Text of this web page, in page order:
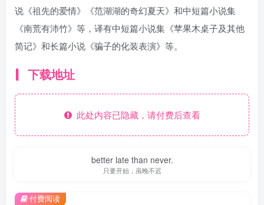
说《祖先的爱情》《范湖湖的奇幻夏天》和中短篇小说集
《南荒有沛竹》等，译有中短篇小说集《苹果木桌子及其他
简记》和长篇小说《骗子的化装表演》等。
下载地址
此处内容已隐藏，请付费后查看
better late than never.
只要开始，虽晚不迟
付费阅读